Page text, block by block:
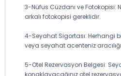
3-Nüfus Cüzdanı ve Fotokopisi:
arkalı fotokopisi gereklidir.
4-Seyahat Sigortası: Herhangi
veya seyahat acenteniz
5-Otel Rezervasyon Belgesi: